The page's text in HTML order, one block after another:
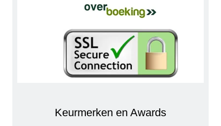
Keurmerken en Awards